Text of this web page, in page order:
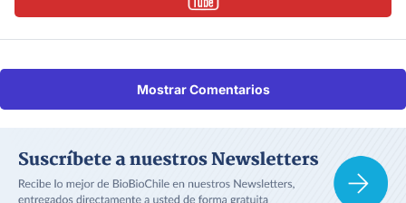
Mostrar Comentarios